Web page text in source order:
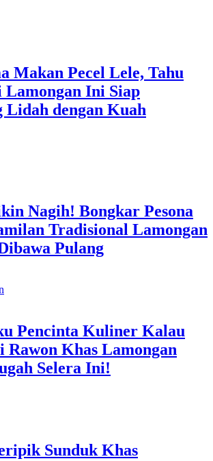
Makan Pecel Lele, Tahu
Lamongan Ini Siap
Lidah dengan Kuah
Nagih! Bongkar Pesona
Tradisional Lamongan
Pulang
Pencinta Kuliner Kalau
Rawon Khas Lamongan
Selera Ini!
Sunduk Khas